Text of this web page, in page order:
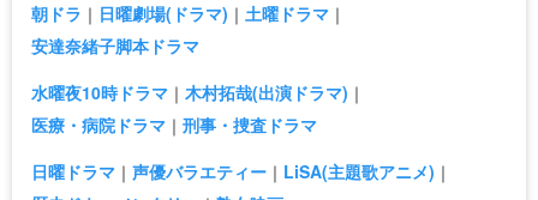
朝ドラ 日曜劇場(ドラマ)
土曜ドラマ
安達奈緒子脚本ドラマ
水曜夜10時ドラマ
木村拓哉(出演ドラマ)
医療・病院ドラマ
刑事・捜査ドラマ
日曜ドラマ
声優バラエティー
LiSA(主題歌アニメ)